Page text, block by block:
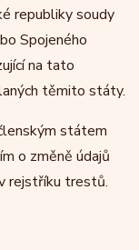
republiky soudy
Spojeného
na tato
těmito státy.
státem
o změně údajů
rejstříku trestů.